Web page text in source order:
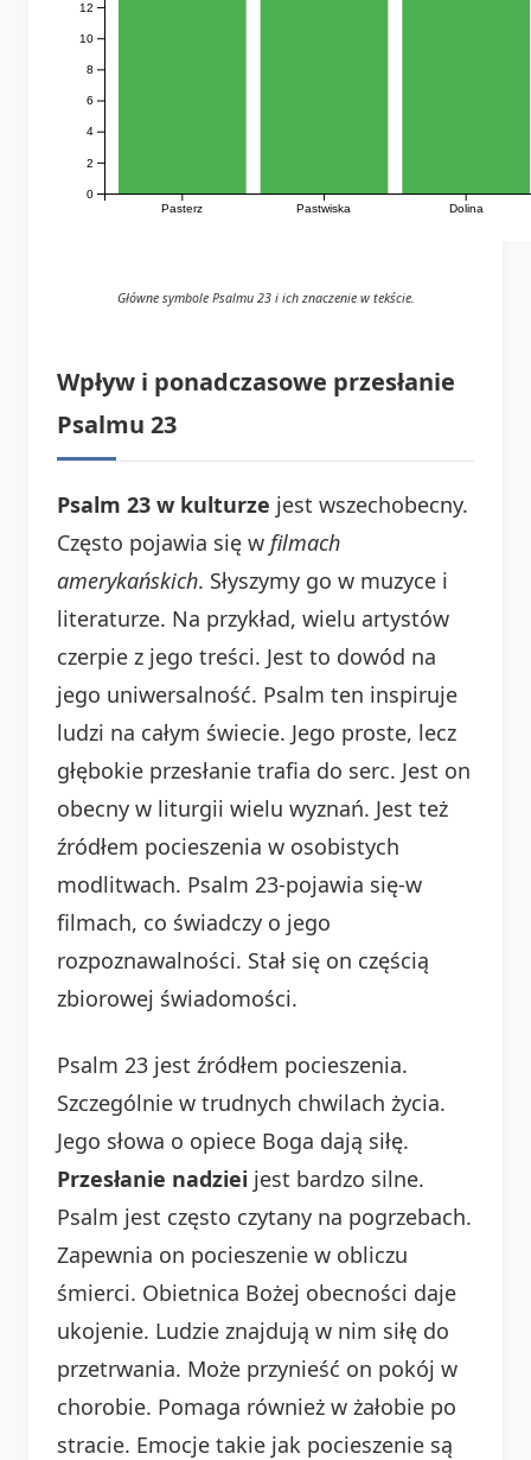
Pasterz Pastwiska Dolina
0
2
4
6
8
10
12
Główne symbole Psalmu 23 i ich znaczenie w tekście.
Wpływ i ponadczasowe przesłanie
Psalmu 23
Psalm 23 w kulturze jest wszechobecny.
Często pojawia się w filmach
amerykańskich. Słyszymy go w muzyce i
literaturze. Na przykład, wielu artystów
czerpie z jego treści. Jest to dowód na
jego uniwersalność. Psalm ten inspiruje
ludzi na całym świecie. Jego proste, lecz
głębokie przesłanie trafia do serc. Jest on
obecny w liturgii wielu wyznań. Jest też
źródłem pocieszenia w osobistych
modlitwach. Psalm 23-pojawia się-w
filmach, co świadczy o jego
rozpoznawalności. Stał się on częścią
zbiorowej świadomości.
Psalm 23 jest źródłem pocieszenia.
Szczególnie w trudnych chwilach życia.
Jego słowa o opiece Boga dają siłę.
Przesłanie nadziei jest bardzo silne.
Psalm jest często czytany na pogrzebach.
Zapewnia on pocieszenie w obliczu
śmierci. Obietnica Bożej obecności daje
ukojenie. Ludzie znajdują w nim siłę do
przetrwania. Może przynieść on pokój w
chorobie. Pomaga również w żałobie po
stracie. Emocje takie jak pocieszenie są